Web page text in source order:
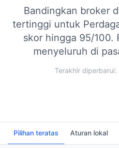
Bandingkan broker
tertinggi untuk
skor hingga 95/100.
menyeluruh di
Terakhir diperbarui:
Pilihan teratas Aturan lokal